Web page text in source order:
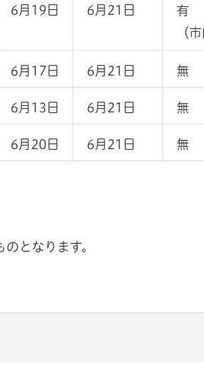
6月19日 6月21日
有
（
6月17日 6月21日 無
6月13日 6月21日 無
6月20日 6月21日 無
となります。